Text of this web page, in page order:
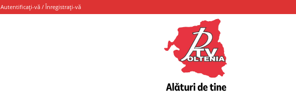
Autentificați-vă / Înregistrați-vă